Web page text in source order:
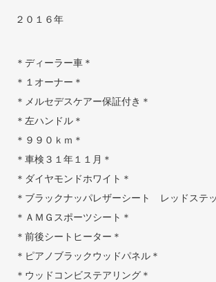
２０１６年
＊ディーラー車＊
＊１オーナー＊
＊メルセデスケアー保証付き＊
＊左ハンドル＊
＊９９０ｋｍ＊
＊車検３１年１１月＊
＊ダイヤモンドホワイト＊
＊ブラックナッパレザーシート レッドステ
＊ＡＭＧスポーツシート＊
＊前後シートヒーター＊
＊ピアノブラックウッドパネル＊
＊ウッドコンビステアリング＊